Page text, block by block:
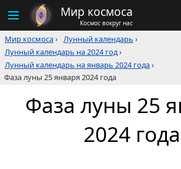
Мир космоса
Космос вокруг нас
Мир космоса› Лунный календарь ›
Лунный календарь на 2024 год›
Лунный календарь на январь 2024 года›
Фаза луны 25 января 2024 года
Фаза луны 25
2024 года